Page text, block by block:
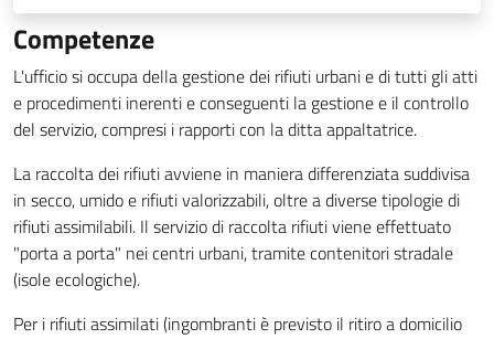
Competenze
L'ufficio si occupa della gestione dei rifiuti urbani e di tutti gli atti
e procedimenti inerenti e conseguenti la gestione e il controllo
del servizio, compresi i rapporti con la ditta appaltatrice.
La raccolta dei rifiuti avviene in maniera differenziata suddivisa
in secco, umido e rifiuti valorizzabili, oltre a diverse tipologie di
rifiuti assimilabili. Il servizio di raccolta rifiuti viene effettuato
"porta a porta" nei centri urbani, tramite contenitori stradale
(isole ecologiche).
Per i rifiuti assimilati (ingombranti è previsto il ritiro a domicilio